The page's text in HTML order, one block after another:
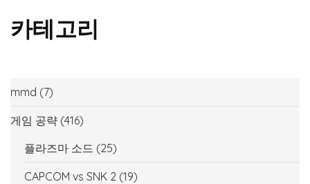
카테고리
mmd (7)
게임 공략 (416)
플라즈마 소드 (25)
CAPCOM vs SNK 2 (19)